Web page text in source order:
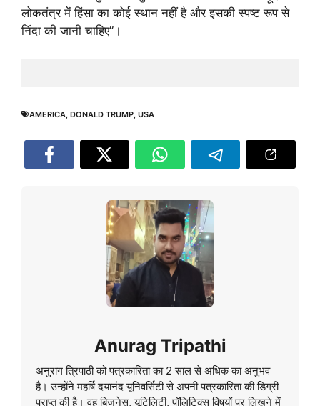
लोकतंत्र में हिंसा का कोई स्थान नहीं है और इसकी स्पष्ट रूप से
निंदा की जानी चाहिए”।
AMERICA, DONALD TRUMP, USA
Anurag Tripathi
अनुराग त्रिपाठी को पत्रकारिता का 2 साल से अधिक का अनुभव
है। उन्होंने महर्षि दयानंद यूनिवर्सिटी से अपनी पत्रकारिता की डिग्री
प्राप्त की है। वह बिजनेस, यूटिलिटी, पॉलिटिक्स विषयों पर लिखने में